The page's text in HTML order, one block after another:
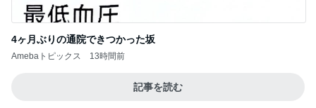
4ヶ月ぶりの通院できつかった坂
Amebaトピックス 13時間前
記事を読む